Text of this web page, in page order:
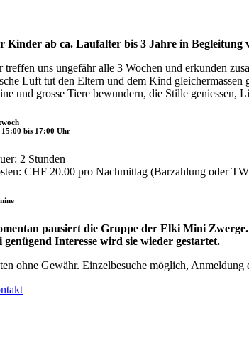
Kinder ab ca. Laufalter bis 3 Jahre in Begleitung
treffen uns ungefähr alle 3 Wochen und erkunden
Luft tut den Eltern und dem Kind gleichermassen
und grosse Tiere bewundern, die Stille geniessen,
15:00 bis 17:00 Uhr
2 Stunden
CHF 20.00 pro Nachmittag (Barzahlung oder
pausiert die Gruppe der Elki Mini Zwerge.
genügend Interesse wird sie wieder gestartet.
ohne Gewähr. Einzelbesuche möglich,